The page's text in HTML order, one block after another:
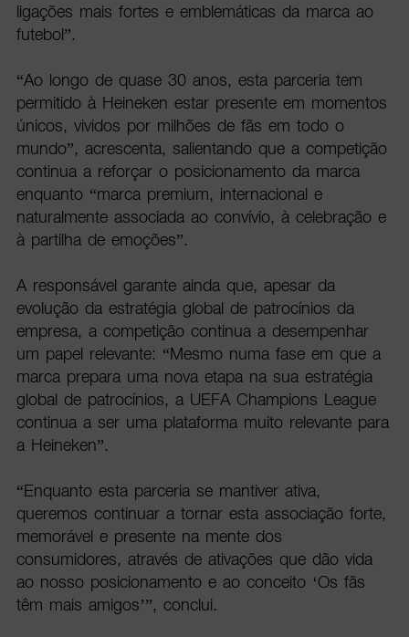
ligações mais fortes e emblemáticas da marca ao
futebol”.
“Ao longo de quase 30 anos, esta parceria tem
permitido à Heineken estar presente em momentos
únicos, vividos por milhões de fãs em todo o
mundo”, acrescenta, salientando que a competição
continua a reforçar o posicionamento da marca
enquanto “marca premium, internacional e
naturalmente associada ao convívio, à celebração e
à partilha de emoções”.
A responsável garante ainda que, apesar da
evolução da estratégia global de patrocínios da
empresa, a competição continua a desempenhar
um papel relevante: “Mesmo numa fase em que a
marca prepara uma nova etapa na sua estratégia
global de patrocínios, a UEFA Champions League
continua a ser uma plataforma muito relevante para
a Heineken”.
“Enquanto esta parceria se mantiver ativa,
queremos continuar a tornar esta associação forte,
memorável e presente na mente dos
consumidores, através de ativações que dão vida
ao nosso posicionamento e ao conceito ‘Os fãs
têm mais amigos’”, conclui.